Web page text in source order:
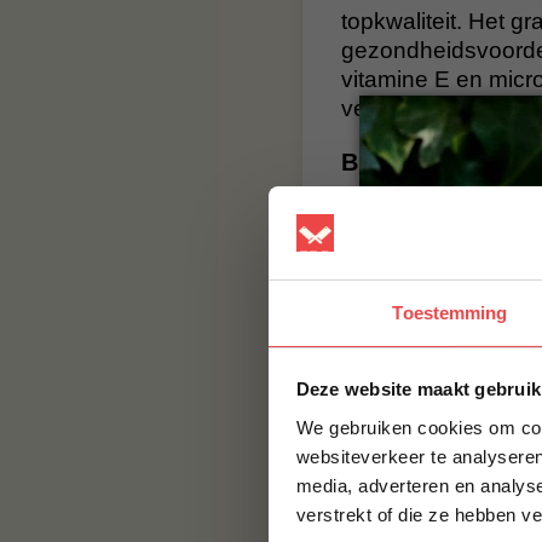
Toestemming
Deze website maakt
We gebruiken cookies om
websiteverkeer te
media, adverteren en
verstrekt of die ze hebben
topkwaliteit. Het
vitamine E en
veld.
BBQuality
BBQuality staat
BBQuality!
Contact
Voor vragen of
jouw vraag hier
naar: